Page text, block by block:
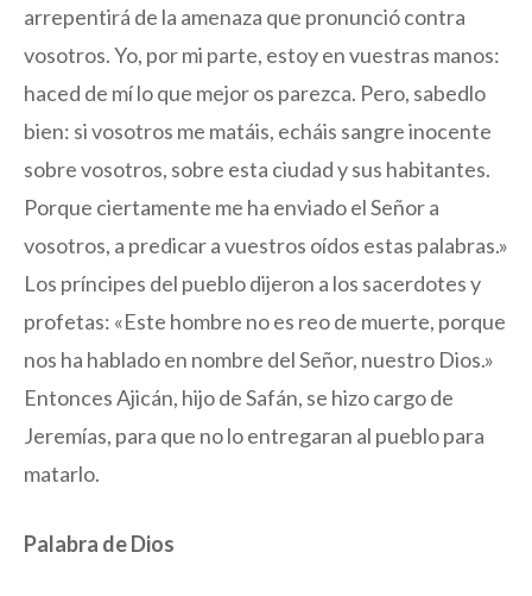
arrepentirá de la amenaza que pronunció contra
vosotros. Yo, por mi parte, estoy en vuestras manos:
haced de mí lo que mejor os parezca. Pero, sabedlo
bien: si vosotros me matáis, echáis sangre inocente
sobre vosotros, sobre esta ciudad y sus habitantes.
Porque ciertamente me ha enviado el Señor a
vosotros, a predicar a vuestros oídos estas palabras.»
Los príncipes del pueblo dijeron a los sacerdotes y
profetas: «Este hombre no es reo de muerte, porque
nos ha hablado en nombre del Señor, nuestro Dios.»
Entonces Ajicán, hijo de Safán, se hizo cargo de
Jeremías, para que no lo entregaran al pueblo para
matarlo.
Palabra de Dios